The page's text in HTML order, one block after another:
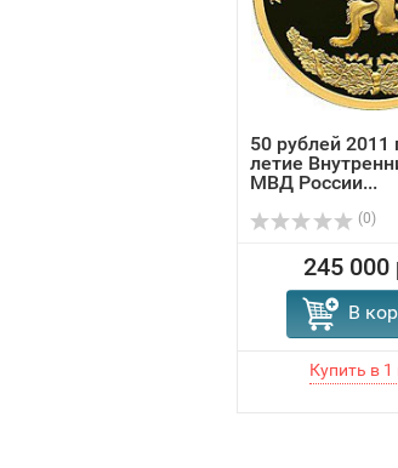
50 рублей 2011
летие
МВД России...
(0)
245 000
В